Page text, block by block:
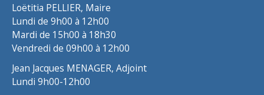
Loëtitia PELLIER, Maire
Lundi de 9h00 à 12h00
Mardi de 15h00 à 18h30
Vendredi de 09h00 à 12h00
Jean Jacques MENAGER, Adjoint
Lundi 9h00-12h00